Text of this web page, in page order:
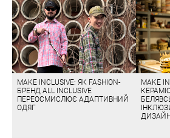
MAKE INCLUSIVE: ЯК FASHION-
БРЕНД ALL INCLUSIVE
ПЕРЕОСМИСЛЮЄ АДАПТИВНИЙ
ОДЯГ
MAKE